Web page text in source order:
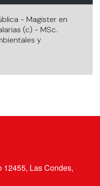
- Magister en
(c) - MSc.
y
12455, Las Condes,